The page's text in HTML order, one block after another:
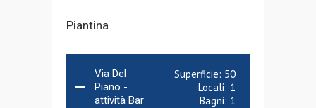
Piantina
Via Del
Piano -
attività Bar
Superficie: 50
Locali: 1
Bagni: 1